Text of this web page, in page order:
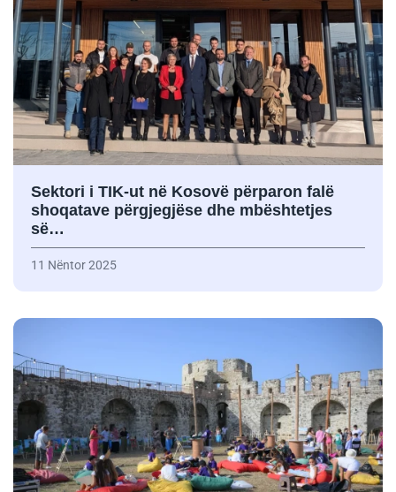
Sektori i TIK-ut në Kosovë përparon falë
shoqatave përgjegjëse dhe mbështetjes
së…
11 Nëntor 2025